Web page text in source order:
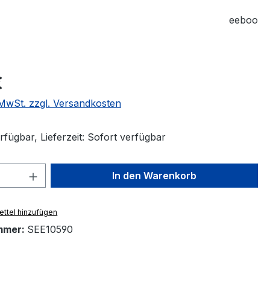
eeboo
zzgl. Versandkosten
Lieferzeit: Sofort verfügbar
Anzahl: Gib den gewünschten Wert
In den Warenkorb
hinzufügen
SEE10590